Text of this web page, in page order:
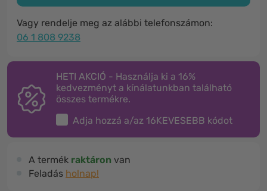
Vagy rendelje meg az alábbi telefonszámon:
06 1 808 9238
HETI AKCIÓ - Használja ki a 16%
kedvezményt a kínálatunkban található
összes termékre.
Adja hozzá a/az 16KEVESEBB kódot
A termék raktáron van
Feladás holnap!